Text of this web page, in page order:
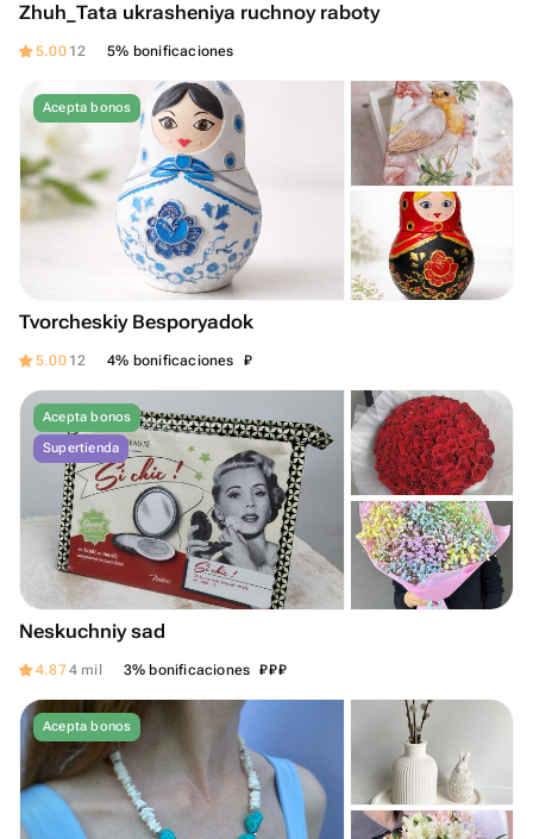
Zhuh_Tata ukrasheniya ruchnoy raboty
5.00 12 5% bonificaciones
Acepta bonos
Tvorcheskiy Besporyadok
5.00 12 4% bonificaciones ₽
Acepta bonos
Supertienda
Neskuchniy sad
4.874 mil 3% bonificaciones ₽₽₽
Acepta bonos